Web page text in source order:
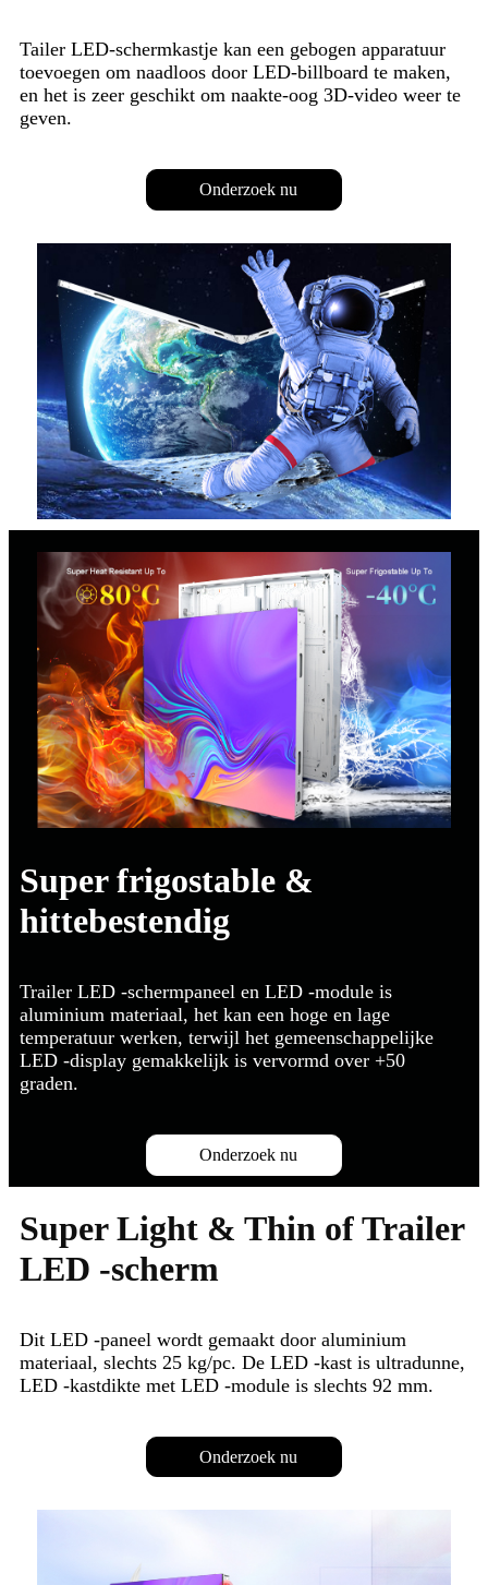
Tailer LED-schermkastje kan een gebogen apparatuur
toevoegen om naadloos door LED-billboard te maken,
en het is zeer geschikt om naakte-oog 3D-video weer te
geven.
Onderzoek nu
Super frigostable &
hittebestendig
Trailer LED -schermpaneel en LED -module is
aluminium materiaal, het kan een hoge en lage
temperatuur werken, terwijl het gemeenschappelijke
LED -display gemakkelijk is vervormd over +50
graden.
Onderzoek nu
Super Light & Thin of Trailer
LED -scherm
Dit LED -paneel wordt gemaakt door aluminium
materiaal, slechts 25 kg/pc. De LED -kast is ultradunne,
LED -kastdikte met LED -module is slechts 92 mm.
Onderzoek nu